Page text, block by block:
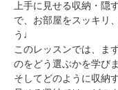
上手に見せる収納・隠
で、お部屋をスッキリ
う♩
このレッスンでは、ま
のをどう選ぶかを学びま
そしてどのように収納